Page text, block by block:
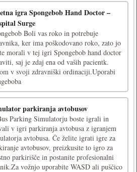
igra Spongebob Hand Doctor –
Surge
Boli vas roko in potrebuje
ker ima poškodovano roko, zato jo
morali v tej igri Spongebob hand doctor
saj je zdaj ena od vaših pacientk.
v svoji zdravniški ordinaciji.Uporabi
parkiranja avtobusov
Parking Simulatorju boste igrali in
v igri parkiranja avtobusa z igranjem
avtobusa. Če želite igrati igre za
avtobusov, preizkusite to igro za
parkirišče in postanite profesionalni
vožnjo uporabite WASD ali puščico